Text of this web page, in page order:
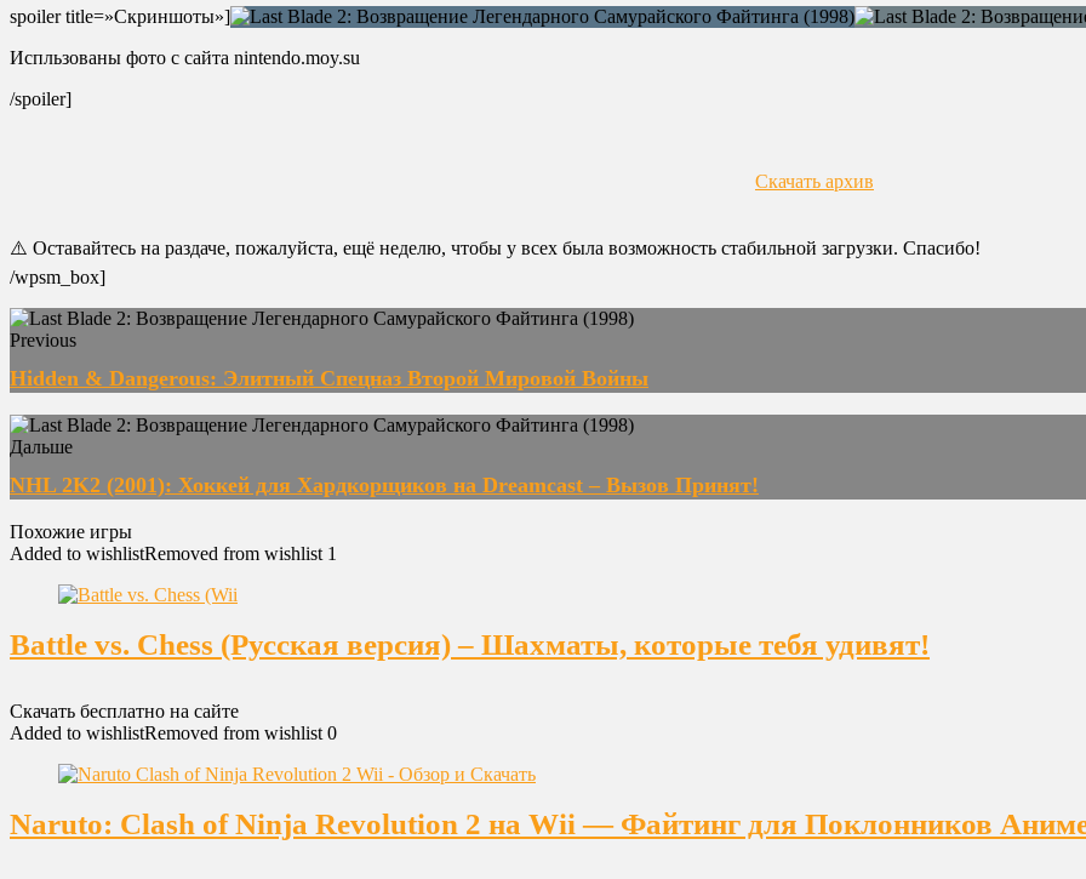
spoiler title=»Скриншоты»]
Испльзованы фото с сайта nintendo.moy.su
/spoiler]
Скачать архив
⚠️ Оставайтесь на раздаче, пожалуйста, ещё неделю, чтобы у всех была возможность стабильной загрузки. Спасибо!
/wpsm_box]
Previous
Hidden & Dangerous: Элитный Спецназ Второй Мировой Войны
Дальше
NHL 2K2 (2001): Хоккей для Хардкорщиков на Dreamcast – Вызов Принят!
Похожие игры
Added to wishlistRemoved from wishlist 1
Battle vs. Chess (Русская версия) – Шахматы, которые тебя удивят!
Скачать бесплатно на сайте
Added to wishlistRemoved from wishlist 0
Naruto: Clash of Ninja Revolution 2 на Wii — Файтинг для Поклонников